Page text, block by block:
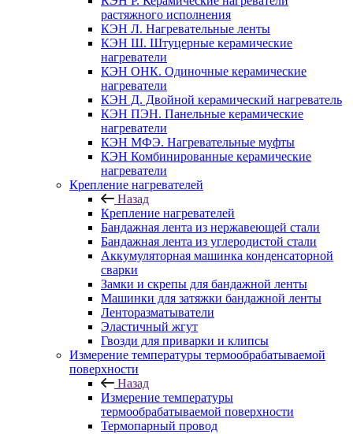
растяжного исполнения
КЭН Л. Нагревательные ленты
КЭН Ш. Штуцерные керамические
нагреватели
КЭН ОНК. Одиночные керамические
нагреватели
КЭН Д. Двойной керамический нагреватель
КЭН ПЭН. Панельные керамические
нагреватели
КЭН МФЭ. Нагревательные муфты
КЭН Комбинированные керамические
нагреватели
Крепление нагревателей
Назад
Крепление нагревателей
Бандажная лента из нержавеющей стали
Бандажная лента из углеродистой стали
Аккумуляторная машинка конденсаторной
сварки
Замки и скрепы для бандажной ленты
Машинки для затяжки бандажной ленты
Ленторазматыватели
Эластичный жгут
Гвозди для приварки и клипсы
Измерение температуры термообрабатываемой
поверхности
Назад
Измерение температуры
термообрабатываемой поверхности
Термопарный провод